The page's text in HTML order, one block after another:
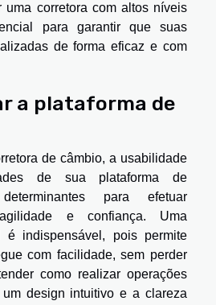
uma corretora com altos níveis
para garantir que suas
de forma eficaz e com
a plataforma de
de câmbio, a usabilidade
de sua plataforma de
para efetuar
e confiança. Uma
é indispensável, pois permite
com facilidade, sem perder
como realizar operações
design intuitivo e a clareza